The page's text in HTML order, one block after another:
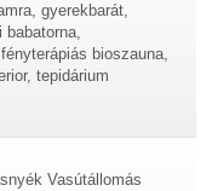
gyerekbarát,
babatorna,
bioszauna,
tepidárium
Vasútállomás